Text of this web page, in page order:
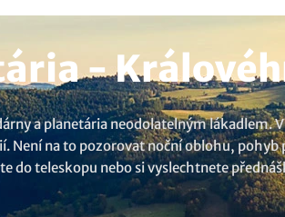
-
a planetária neodolatelným lákadlem.
Není na to pozorovat noční oblohu,
do teleskopu nebo si vyslechtnete